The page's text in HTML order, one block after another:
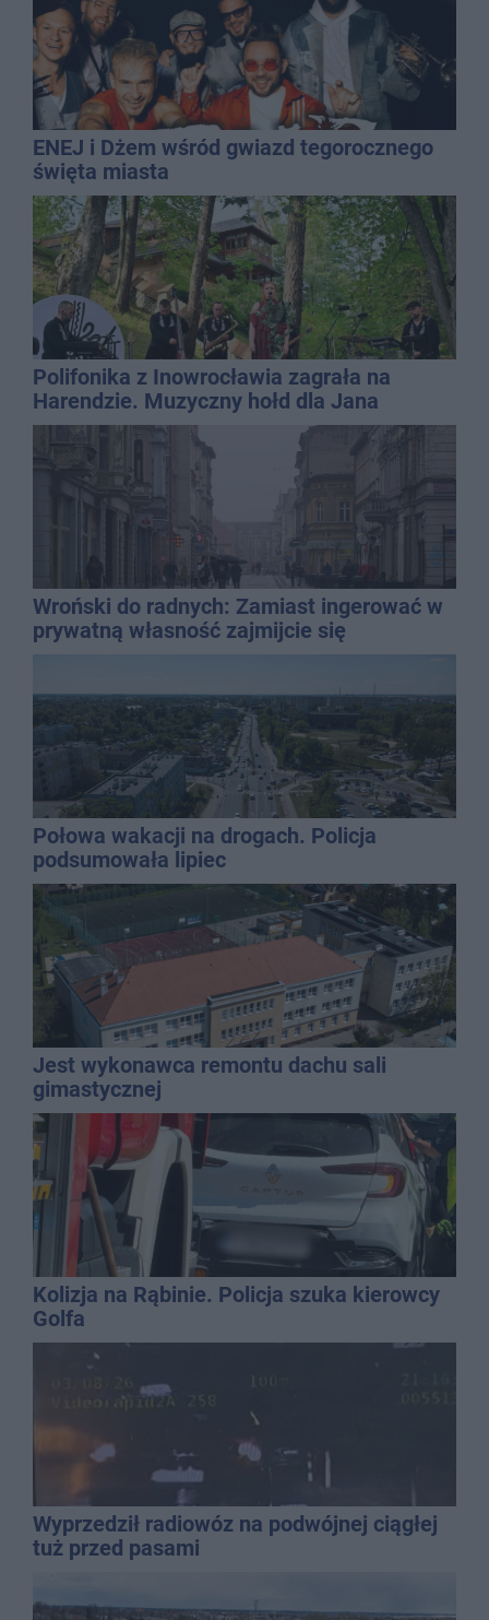
ENEJ i Dżem wśród gwiazd tegorocznego
święta miasta
Polifonika z Inowrocławia zagrała na
Harendzie. Muzyczny hołd dla Jana
Kasprowicza
Wroński do radnych: Zamiast ingerować w
prywatną własność zajmijcie się
Połowa wakacji na drogach. Policja
podsumowała lipiec
Jest wykonawca remontu dachu sali
gimastycznej
Kolizja na Rąbinie. Policja szuka kierowcy
Golfa
Wyprzedził radiowóz na podwójnej ciągłej
tuż przed pasami